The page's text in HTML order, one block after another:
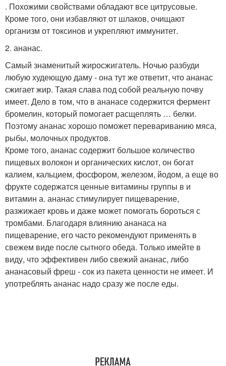
. Похожими свойствами обладают все цитрусовые.
Кроме того, они избавляют от шлаков, очищают
организм от токсинов и укрепляют иммунитет.
2. ананас.
Самый знаменитый жиросжигатель. Ночью разбуди
любую худеющую даму - она тут же ответит, что ананас
сжигает жир. Такая слава под собой реальную почву
имеет. Дело в том, что в ананасе содержится фермент
бромелин, который помогает расщеплять … белки.
Поэтому ананас хорошо поможет перевариванию мяса,
рыбы, молочных продуктов.
Кроме того, ананас содержит большое количество
пищевых волокон и органических кислот, он богат
калием, кальцием, фосфором, железом, йодом, а еще во
фрукте содержатся ценные витамины группы в и
витамин а. ананас стимулирует пищеварение,
разжижает кровь и даже может помогать бороться с
тромбами. Благодаря влиянию ананаса на
пищеварение, его часто рекомендуют применять в
свежем виде после сытного обеда. Только имейте в
виду, что эффективен либо свежий ананас, либо
ананасовый фреш - сок из пакета ценности не имеет. И
употреблять ананас надо сразу же после еды.